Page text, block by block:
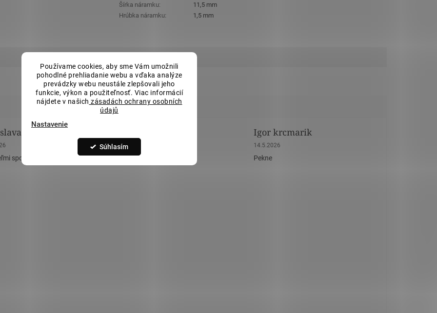
Používame cookies, aby sme Vám umožnili
pohodlné prehliadanie webu a vďaka analýze
prevádzky webu neustále zlepšovali jeho
funkcie, výkon a použiteľnosť. Viac informácií
nájdete v našich zásadách ochrany osobních
údajů
Nastavenie
Súhlasím
Šírka náramku:
11,5 mm
Hrúbka náramku: 1,5 mm
Remová
obchodu je 5 z 5 hviezdičiek.
spokojná
Hodnotenie obchodu je 5 z 5 hviezdičiek.
23.5.2026
Igor krcmarik
Hodnotenie obchodu je 5 z 5 hviezdičiek.
14.5.2026
Pekne